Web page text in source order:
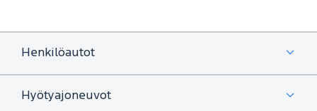
Henkilöautot
Hyötyajoneuvot